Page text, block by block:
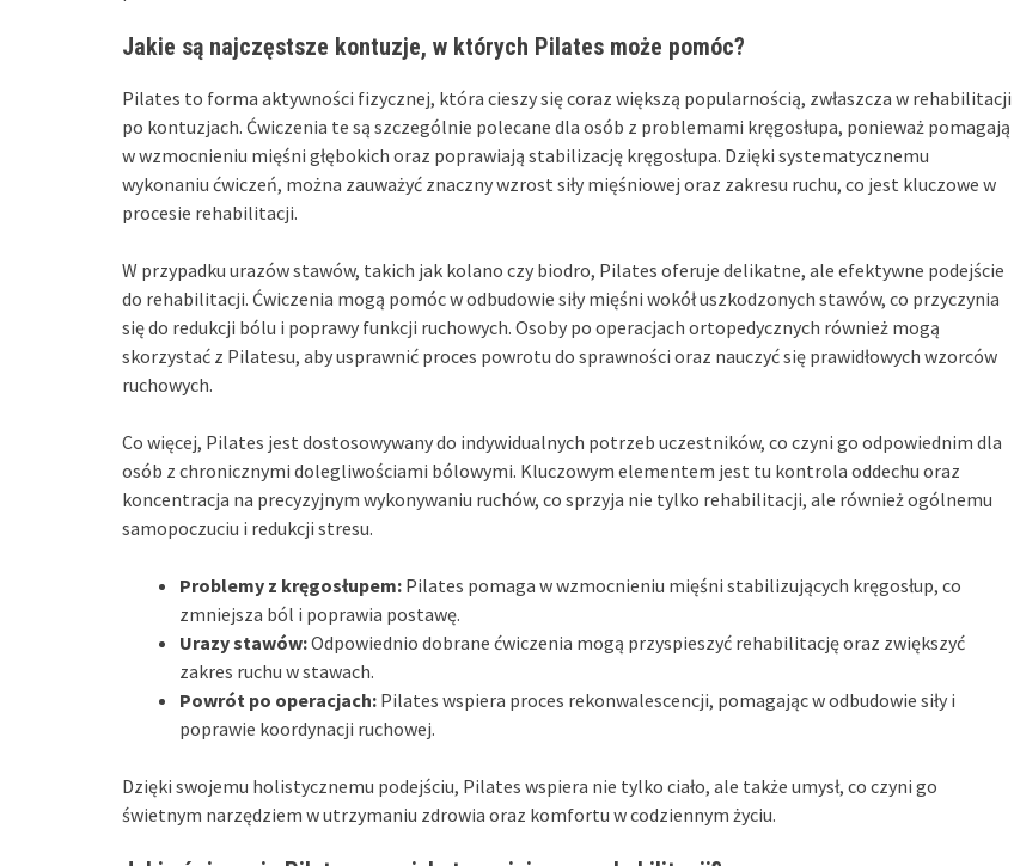
Jakie są najczęstsze kontuzje, w których Pilates może pomóc?
Pilates to forma aktywności fizycznej, która cieszy się coraz większą popularnością, zwłaszcza w rehabilitacji
po kontuzjach. Ćwiczenia te są szczególnie polecane dla osób z problemami kręgosłupa, ponieważ pomagają
w wzmocnieniu mięśni głębokich oraz poprawiają stabilizację kręgosłupa. Dzięki systematycznemu
wykonaniu ćwiczeń, można zauważyć znaczny wzrost siły mięśniowej oraz zakresu ruchu, co jest kluczowe w
procesie rehabilitacji.
W przypadku urazów stawów, takich jak kolano czy biodro, Pilates oferuje delikatne, ale efektywne podejście
do rehabilitacji. Ćwiczenia mogą pomóc w odbudowie siły mięśni wokół uszkodzonych stawów, co przyczynia
się do redukcji bólu i poprawy funkcji ruchowych. Osoby po operacjach ortopedycznych również mogą
skorzystać z Pilatesu, aby usprawnić proces powrotu do sprawności oraz nauczyć się prawidłowych wzorców
ruchowych.
Co więcej, Pilates jest dostosowywany do indywidualnych potrzeb uczestników, co czyni go odpowiednim dla
osób z chronicznymi dolegliwościami bólowymi. Kluczowym elementem jest tu kontrola oddechu oraz
koncentracja na precyzyjnym wykonywaniu ruchów, co sprzyja nie tylko rehabilitacji, ale również ogólnemu
samopoczuciu i redukcji stresu.
Problemy z kręgosłupem: Pilates pomaga w wzmocnieniu mięśni stabilizujących kręgosłup, co
zmniejsza ból i poprawia postawę.
Urazy stawów:Odpowiednio dobrane ćwiczenia mogą przyspieszyć rehabilitację oraz zwiększyć
zakres ruchu w stawach.
Powrót po operacjach: Pilates wspiera proces rekonwalescencji, pomagając w odbudowie siły i
poprawie koordynacji ruchowej.
Dzięki swojemu holistycznemu podejściu, Pilates wspiera nie tylko ciało, ale także umysł, co czyni go
świetnym narzędziem w utrzymaniu zdrowia oraz komfortu w codziennym życiu.